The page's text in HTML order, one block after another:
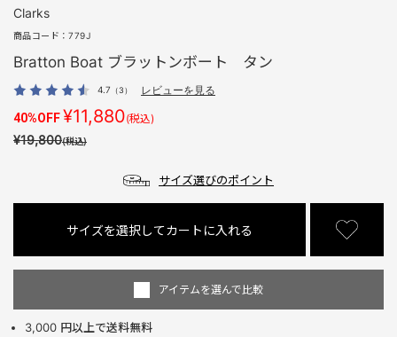
Clarks
商品コード：779J
Bratton Boat ブラットンボート タン
4.7 （3） レビューを見る
40%OFF¥11,880(税込)
¥19,800(税込)
サイズ選びのポイント
サイズを選択してカートに入れる
アイテムを選んで比較
3,000 円以上で送料無料